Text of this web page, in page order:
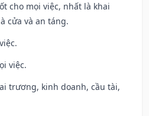
cho mọi việc, nhất là khai
cửa và an táng.
việc.
trương, kinh doanh, cầu tài,